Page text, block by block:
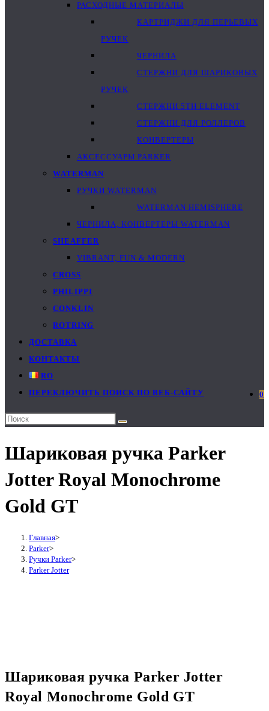
РАСХОДНЫЕ МАТЕРИАЛЫ
КАРТРИДЖИ ДЛЯ ПЕРЬЕВЫХ
РУЧЕК
ЧЕРНИЛА
СТЕРЖНИ ДЛЯ ШАРИКОВЫХ
РУЧЕК
СТЕРЖНИ 5TH ELEMENT
СТЕРЖНИ ДЛЯ РОЛЛЕРОВ
КОНВЕРТЕРЫ
АКСЕССУАРЫ PARKER
WATERMAN
РУЧКИ WATERMAN
WATERMAN HEMISPHERE
ЧЕРНИЛА, КОНВЕРТЕРЫ WATERMAN
SHEAFFER
VIBRANT, FUN & MODERN
CROSS
PHILIPPI
CONKLIN
ROTRING
ДОСТАВКА
КОНТАКТЫ
RO
0
ПЕРЕКЛЮЧИТЬ ПОИСК ПО ВЕБ-САЙТУ
Шариковая ручка Parker
Jotter Royal Monochrome
Gold GT
Главная>
Parker>
Ручки Parker>
Parker Jotter
Шариковая ручка Parker Jotter
Royal Monochrome Gold GT